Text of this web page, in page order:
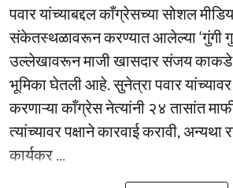
पवार यांच्याबद्दल काँग्रेसच्या सोशल
संकेतस्थळावरून करण्यात आलेल्या ‘गुंगी
उल्लेखावरून माजी खासदार संजय
भूमिका घेतली आहे. सुनेत्रा पवार
करणाऱ्या काँग्रेस नेत्यांनी २४ तासांत
त्यांच्यावर पक्षाने कारवाई करावी, अन्यथा
कार्यकर ...